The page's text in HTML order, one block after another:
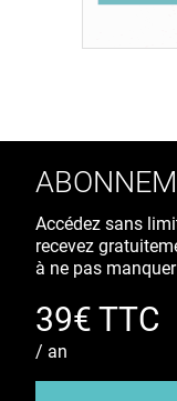
Accédez sans
recevez
à ne pas
39€ TTC
/ an